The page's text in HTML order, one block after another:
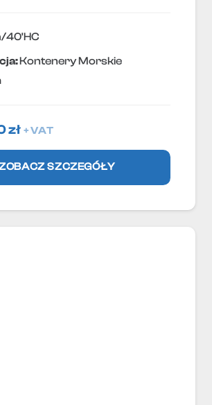
40'HC
Kontenery Morskie
zł + VAT
SZCZEGÓŁY